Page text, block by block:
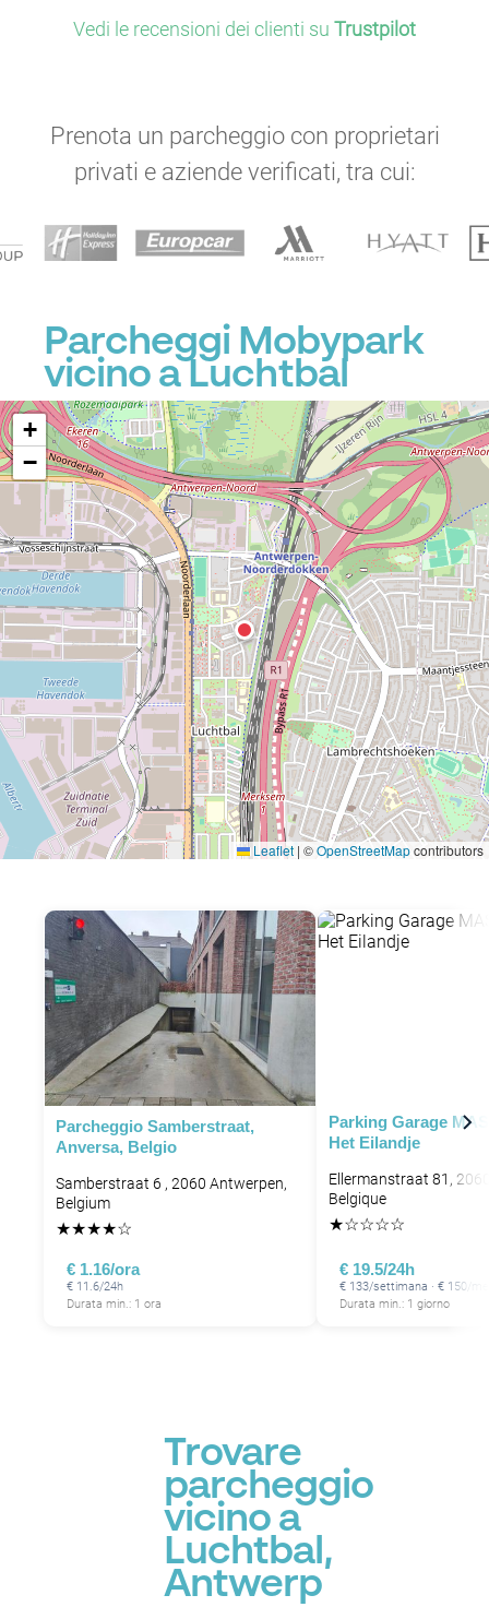
Vedi le recensioni dei clienti su Trustpilot
Prenota un parcheggio con proprietari
privati e aziende verificati, tra cui:
Parcheggi Mobypark
vicino a Luchtbal
P
P
P
P
P
+
−
Leaflet | ©OpenStreetMapcontributors
Parcheggio Samberstraat,
Anversa, Belgio
Samberstraat 6 , 2060 Antwerpen,
Belgium
★★★★☆
€ 1.16/ora
€ 11.6/24h
Durata min.: 1 ora
Parking Garage
Het Eilandje
Ellermanstraat 81,
Belgique
★☆☆☆☆
€ 19.5/24h
€ 133/settimana · € 150/
Durata min.: 1 giorno
Trovare
parcheggio
vicino a
Luchtbal,
Antwerp